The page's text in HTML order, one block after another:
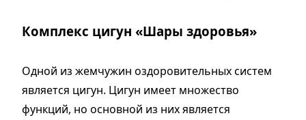
Комплекс цигун «Шары здоровья»
Одной из жемчужин оздоровительных систем
является цигун. Цигун имеет множество
функций, но основной из них является